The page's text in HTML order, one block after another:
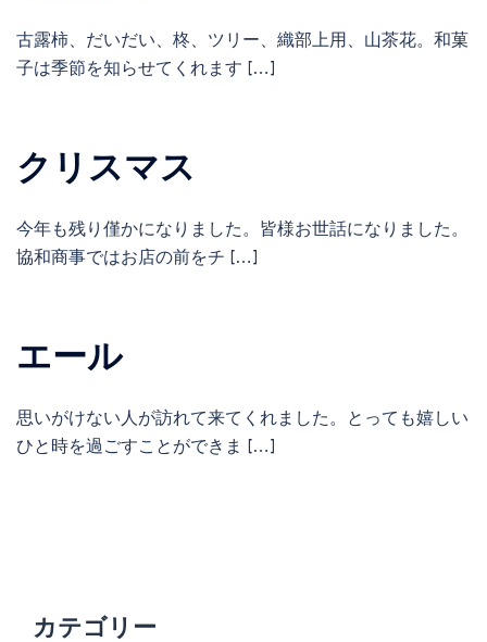
古露柿、だいだい、柊、ツリー、織部上用、山茶花。和菓
子は季節を知らせてくれます […]
クリスマス
今年も残り僅かになりました。皆様お世話になりました。
協和商事ではお店の前をチ […]
エール
思いがけない人が訪れて来てくれました。とっても嬉しい
ひと時を過ごすことができま […]
カテゴリー